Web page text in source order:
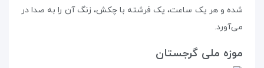
شده و هر یک ساعت، یک فرشته با چکش، زنگ آن را به صدا در
می‌آورد.
موزه‌ ملی گرجستان